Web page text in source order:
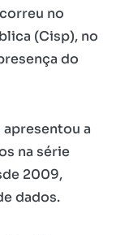
no
(Cisp), no
do
a
na série
2009,
dados.